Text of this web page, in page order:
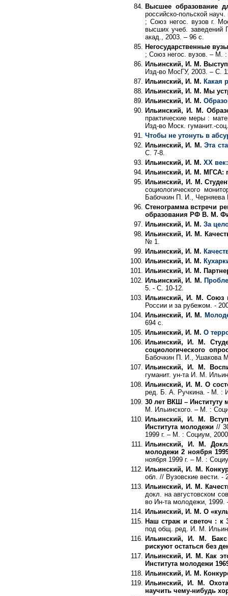
Высшее образование
российско-польской
; Союз негос. вузов г.
высших учеб. заведений
акад., 2003. – 96 с.
Негосударственные
; Союз негос. вузов. – М.
Ильинский, И. М.
Изд-во МосГУ, 2003. – С.
Ильинский, И. М. Какая
Ильинский, И. М. Мы
Ильинский, И. М.
Ильинский, И. М.
практические меры :
Изд-во Моск. гуманит.-
Чтобы не утонуть в
Ильинский, И. М.Эта
С. 7-8.
Ильинский, И. М. XX
Ильинский, И. М. МГСА:
Ильинский, И. М.
социологического
Бабочкин П. И.,
Стенограмма встречи
образования РФ В. М.
Ильинский, И. М. За
Ильинский, И. М.
№ 1.
Ильинский, И. М.
Ильинский, И. М.
Ильинский, И. М.
Ильинский, И. М.
5. - С. 10-12.
Ильинский, И. М. Союз
России и за рубежом. -
Ильинский, И. М.
694 с.
Ильинский, И. М. О
Ильинский, И. М.
социологического
Бабочкин П. И., Ушакова
Ильинский, И. М.
гуманит. ун-та И. М.
Ильинский, И. М. О
ред. Б. А. Ручкина. - М. :
30 лет ВКШ – Институту
М. Ильинского. – М. :
Ильинский, И. М.
Института молодежи //
1999 г. – М. : Социум,
Ильинский, И. М.
молодежи 2 ноября
ноября 1999 г. – М. :
Ильинский, И. М.
обл. // Вузовские вести.
Ильинский, И. М.
докл. на августовском
во Ин-та молодежи, 1999.
Ильинский, И. М. О
Наш страж и светоч : к
под общ. ред. И. М.
Ильинский, И. М. Бакс
рискуют остаться без
Ильинский, И. М. Как
Института молодежи
Ильинский, И. М.
Ильинский, И. М.
научить чему-нибудь